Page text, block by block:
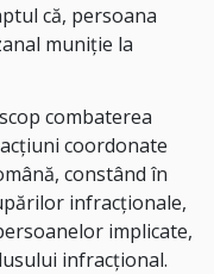
că, persoana
muniţie la
combaterea
coordonate
constând în
infracționale,
implicate,
infracțional.